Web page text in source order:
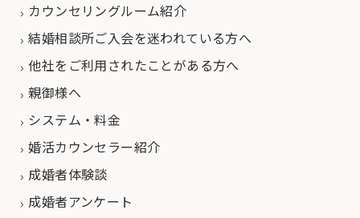
カウンセリングルーム紹介
結婚相談所ご入会を迷われている方へ
他社をご利用されたことがある方へ
親御様へ
システム・料金
婚活カウンセラー紹介
成婚者体験談
成婚者アンケート